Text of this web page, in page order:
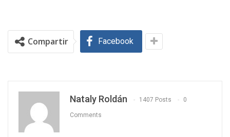
Compartir Facebook
Nataly Roldán 1407 Posts 0
Comments